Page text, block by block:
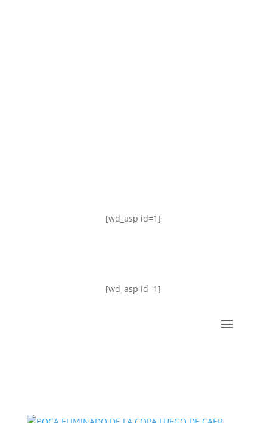
[wd_asp id=1]
[wd_asp id=1]